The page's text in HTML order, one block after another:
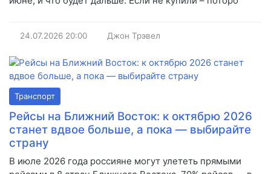
24.07.2026 20:00 Джон Трэвел
Транспорт
Рейсы на Ближний Восток: к октябрю 2026
станет вдвое больше, а пока — выбирайте
страну
В июле 2026 года россияне могут улететь прямыми